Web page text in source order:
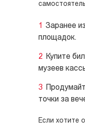
Заранее
площадок.
Купите
музеев
точки за
Если хотите